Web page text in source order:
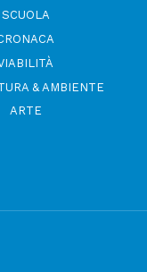
SCUOLA
& AMBIENTE
ARTE